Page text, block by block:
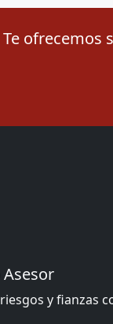
Te ofrecemos
y fianzas